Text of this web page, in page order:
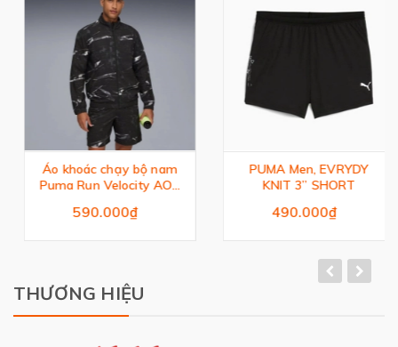
Áo khoác chạy bộ nam
Puma Run Velocity AOP
590.000₫
PUMA Men, EVRYDY
KNIT 3” SHORT
490.000₫
THƯƠNG HIỆU